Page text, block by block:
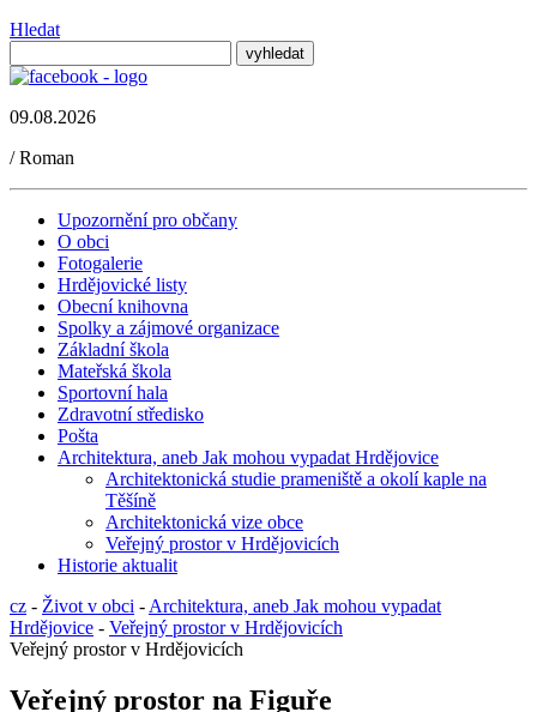
Hledat
09.08.2026
/Roman
Upozornění pro občany
O obci
Fotogalerie
Hrdějovické listy
Obecní knihovna
Spolky a zájmové organizace
Základní škola
Mateřská škola
Sportovní hala
Zdravotní středisko
Pošta
Architektura, aneb Jak mohou vypadat Hrdějovice
Architektonická studie prameniště a okolí kaple na
Těšíně
Architektonická vize obce
Veřejný prostor v Hrdějovicích
Historie aktualit
cz - Život v obci - Architektura, aneb Jak mohou vypadat
Hrdějovice - Veřejný prostor v Hrdějovicích
Veřejný prostor v Hrdějovicích
Veřejný prostor na Figuře